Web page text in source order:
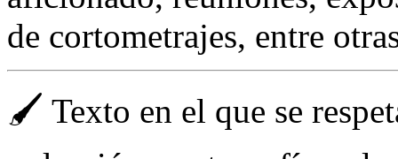
de cortometrajes, entre
🖌️ Texto en el que se